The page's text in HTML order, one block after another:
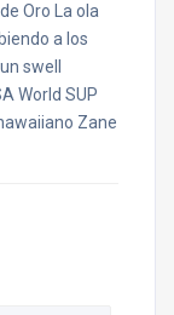
Oro La ola
a los
swell
World SUP
Zane